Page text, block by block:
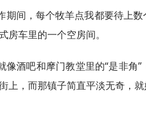
期间，每个牧羊点我都要待上
房车里的一个空房间。
像酒吧和摩门教堂里的“是非角
上，而那镇子简直平淡无奇，